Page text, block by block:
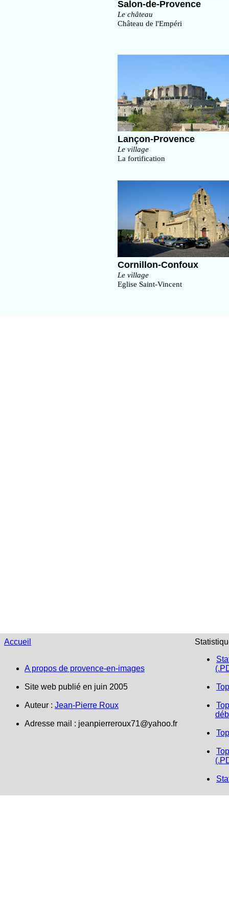
Salon-de-Provence
Le château
Château de l'Empéri
Lançon-Provence
Le village
La fortification
Cornillon-Confoux
Le village
Eglise Saint-Vincent
Accueil
A propos de provence-en-images
Site web publié en juin 2005
Auteur : Jean-Pierre Roux
Adresse mail : jeanpierreroux71@yahoo.fr